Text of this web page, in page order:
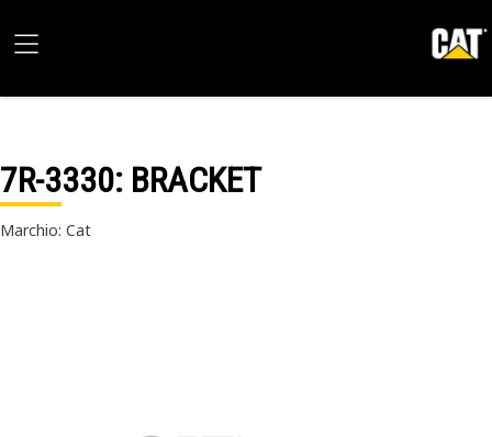
7R-3330: BRACKET
Marchio: Cat